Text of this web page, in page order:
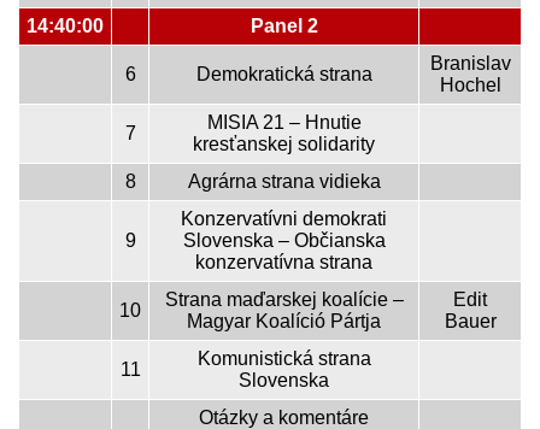
14:40:00
Panel 2
6 Demokratická strana
Branislav
Hochel
7
MISIA 21 – Hnutie
kresťanskej solidarity
8
Agrárna strana vidieka
9
Konzervatívni demokrati
Slovenska – Občianska
konzervatívna strana
10
Strana maďarskej koalície –
Magyar Koalíció Pártja
Edit
Bauer
11
Komunistická strana
Slovenska
Otázky a komentáre